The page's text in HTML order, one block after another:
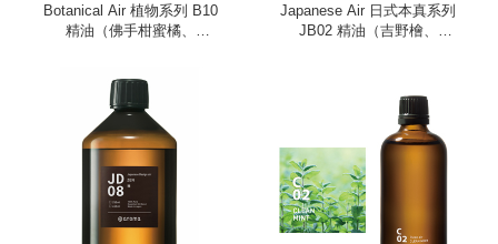
Botanical Air 植物系列 B10
精油（佛手柑蜜橘、
Japanese Air 日式本真系列
JB02 精油（吉野檜、